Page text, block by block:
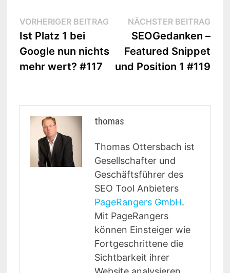
Beitragsnavigation
VORHERIGER BEITRAGVorheriger
Beitrag:
Ist Platz 1 bei
Google nun nichts
mehr wert? #117
NÄCHSTER BEITRAG
SEOGedanken –
Featured Snippet
und Position 1 #119
thomas
Thomas Ottersbach ist
Gesellschafter und
Geschäftsführer des
SEO Tool Anbieters
PageRangers GmbH.
Mit PageRangers
können Einsteiger wie
Fortgeschrittene die
Sichtbarkeit ihrer